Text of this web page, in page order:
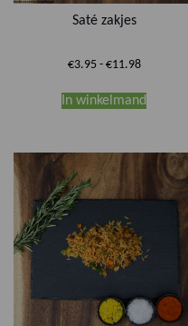
Saté zakjes
€3.95 - €11.98Prijsklasse:
tot
€11.98
In winkelmandproduct
Deze
optie
kan
op